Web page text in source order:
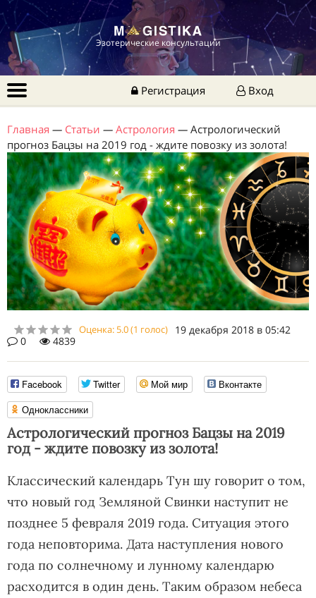
Эзотерические консультации
Регистрация Вход
Главная — Статьи — Астрология — Астрологический
прогноз Бацзы на 2019 год - ждите повозку из золота!
Оценка:5.0(1 голос)
19 декабря 2018 в 05:42
0
4839
Facebook Twitter Мой мир
Вконтакте
Одноклассники
Астрологический прогноз Бацзы на 2019
год - ждите повозку из золота!
Классический календарь Тун шу говорит о том,
что новый год Земляной Свинки наступит не
позднее 5 февраля 2019 года. Ситуация этого
года неповторима. Дата наступления нового
года по солнечному и лунному календарю
расходится в один день. Таким образом небеса